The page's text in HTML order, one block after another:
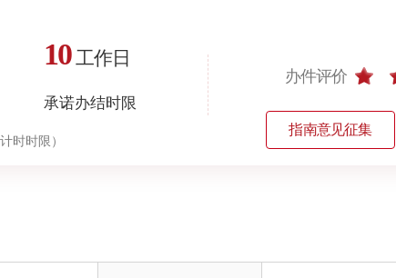
10工作日
承诺办结时限
办件评价
指南意见征集
时时限）